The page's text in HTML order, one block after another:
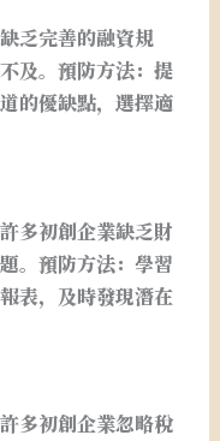
乏完善的融資規
及。預防方法：提
的優缺點，選擇適
多初創企業缺乏財
。預防方法：學習
表，及時發現潛在
多初創企業忽略稅